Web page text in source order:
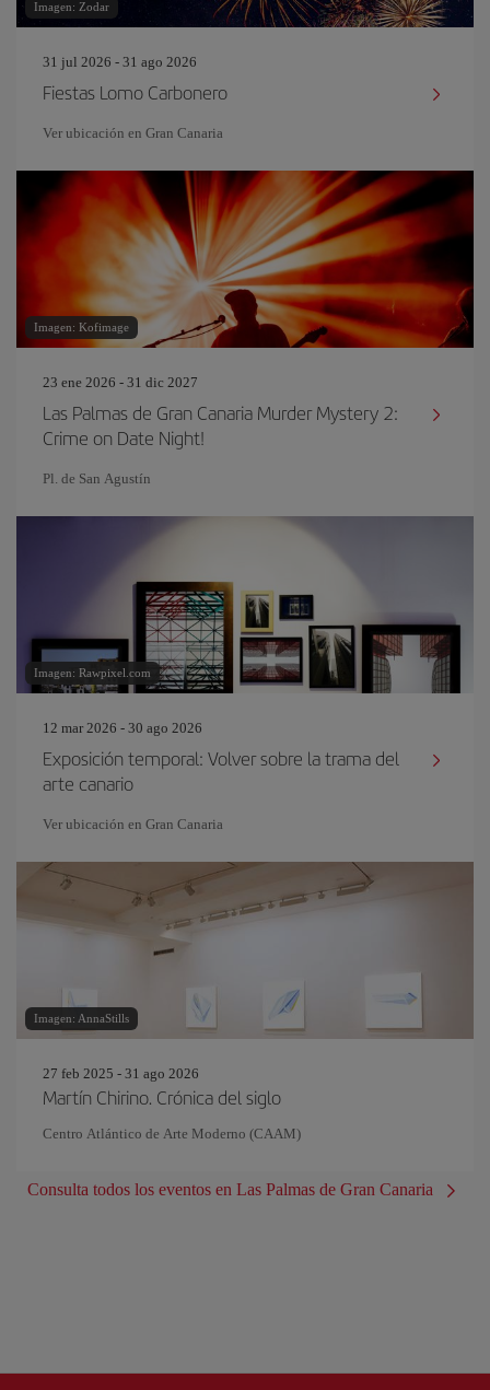
Imagen: Zodar
31 jul 2026 - 31 ago 2026
Fiestas Lomo Carbonero
Ver ubicación en Gran Canaria
Imagen: Kofimage
23 ene 2026 - 31 dic 2027
Las Palmas de Gran Canaria Murder Mystery 2:
Crime on Date Night!
Pl. de San Agustín
Imagen: Rawpixel.com
12 mar 2026 - 30 ago 2026
Exposición temporal: Volver sobre la trama del
arte canario
Ver ubicación en Gran Canaria
Imagen: AnnaStills
27 feb 2025 - 31 ago 2026
Martín Chirino. Crónica del siglo
Centro Atlántico de Arte Moderno (CAAM)
Consulta todos los eventos en Las Palmas de Gran Canaria